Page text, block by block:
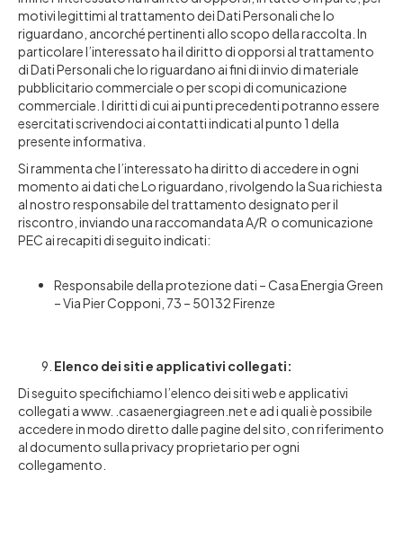
motivi legittimi al trattamento dei Dati Personali che lo
riguardano, ancorché pertinenti allo scopo della raccolta. In
particolare l’interessato ha il diritto di opporsi al trattamento
di Dati Personali che lo riguardano ai fini di invio di materiale
pubblicitario commerciale o per scopi di comunicazione
commerciale. I diritti di cui ai punti precedenti potranno essere
esercitati scrivendoci ai contatti indicati al punto 1 della
presente informativa.
Si rammenta che l’interessato ha diritto di accedere in ogni
momento ai dati che Lo riguardano, rivolgendo la Sua richiesta
al nostro responsabile del trattamento designato per il
riscontro, inviando una raccomandata A/R o comunicazione
PEC ai recapiti di seguito indicati:
Responsabile della protezione dati – Casa Energia Green
– Via Pier Copponi, 73 – 50132 Firenze
Elenco dei siti e applicativi collegati:
Di seguito specifichiamo l’elenco dei siti web e applicativi
collegati a www. .casaenergiagreen.net e ad i quali è possibile
accedere in modo diretto dalle pagine del sito, con riferimento
al documento sulla privacy proprietario per ogni
collegamento.